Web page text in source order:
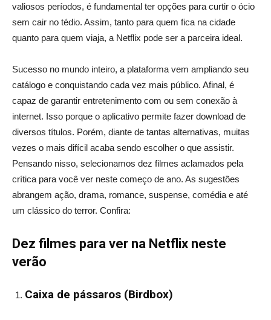
valiosos períodos, é fundamental ter opções para curtir o ócio
sem cair no tédio. Assim, tanto para quem fica na cidade
quanto para quem viaja, a Netflix pode ser a parceira ideal.
Sucesso no mundo inteiro, a plataforma vem ampliando seu
catálogo e conquistando cada vez mais público. Afinal, é
capaz de garantir entretenimento com ou sem conexão à
internet. Isso porque o aplicativo permite fazer download de
diversos títulos. Porém, diante de tantas alternativas, muitas
vezes o mais difícil acaba sendo escolher o que assistir.
Pensando nisso, selecionamos dez filmes aclamados pela
crítica para você ver neste começo de ano. As sugestões
abrangem ação, drama, romance, suspense, comédia e até
um clássico do terror. Confira:
Dez filmes para ver na Netflix neste
verão
Caixa de pássaros (Birdbox)